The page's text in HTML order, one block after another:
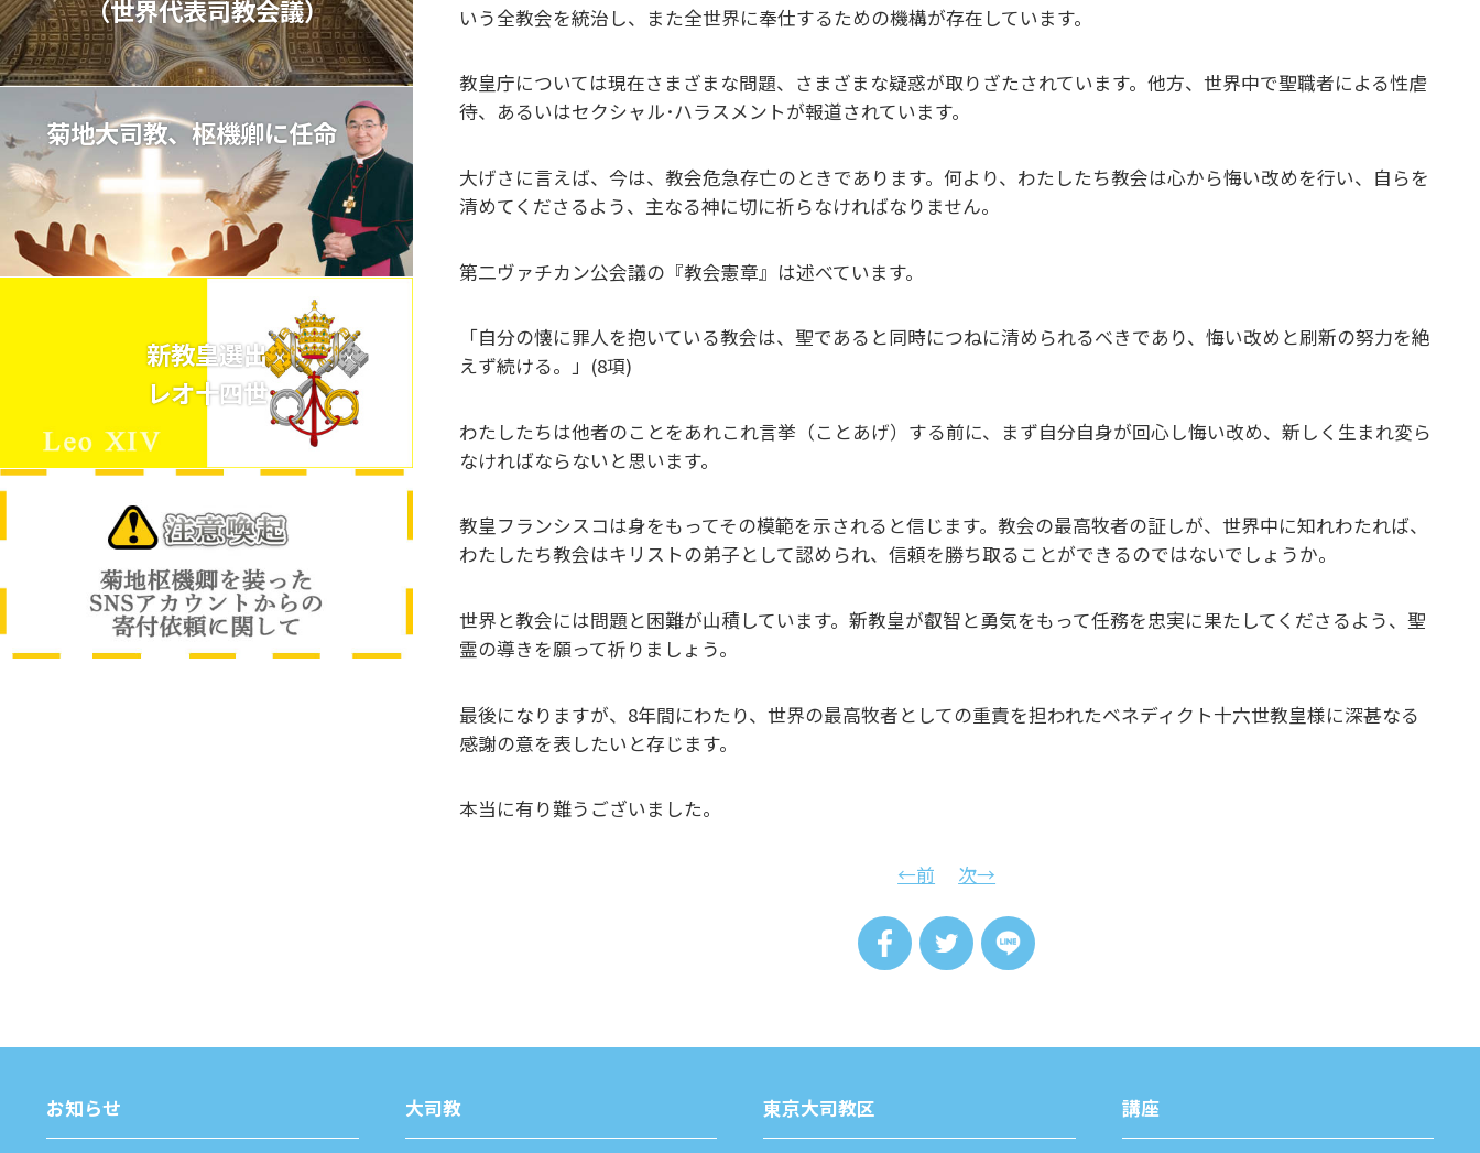
いう全教会を統治し、また全世界に奉仕するための機構が存在しています。
教皇庁については現在さまざまな問題、さまざまな疑惑が取りざたされています。他方、世界中で聖職者による性虐
待、あるいはセクシャル･ハラスメントが報道されています。
大げさに言えば、今は、教会危急存亡のときであります。何より、わたしたち教会は心から悔い改めを行い、自らを
清めてくださるよう、主なる神に切に祈らなければなりません。
第二ヴァチカン公会議の『教会憲章』は述べています。
「自分の懐に罪人を抱いている教会は、聖であると同時につねに清められるべきであり、悔い改めと刷新の努力を絶
えず続ける。」(8項)
わたしたちは他者のことをあれこれ言挙（ことあげ）する前に、まず自分自身が回心し悔い改め、新しく生まれ変ら
なければならないと思います。
教皇フランシスコは身をもってその模範を示されると信じます。教会の最高牧者の証しが、世界中に知れわたれば、
わたしたち教会はキリストの弟子として認められ、信頼を勝ち取ることができるのではないでしょうか。
世界と教会には問題と困難が山積しています。新教皇が叡智と勇気をもって任務を忠実に果たしてくださるよう、聖
霊の導きを願って祈りましょう。
最後になりますが、8年間にわたり、世界の最高牧者としての重責を担われたベネディクト十六世教皇様に深甚なる
感謝の意を表したいと存じます。
本当に有り難うございました。
←前 次→
（世界代表司教会議）
菊地大司教、枢機卿に任命
新教皇選出
レオ十四世
お知らせ ⼤司教 東京⼤司教区 講座